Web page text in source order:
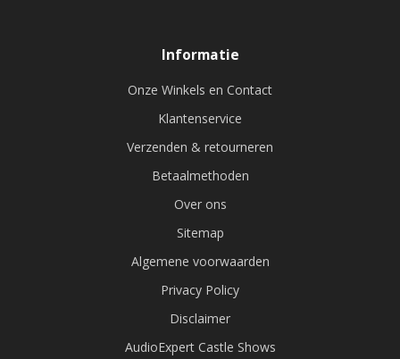
Informatie
Onze Winkels en Contact
Klantenservice
Verzenden & retourneren
Betaalmethoden
Over ons
Sitemap
Algemene voorwaarden
Privacy Policy
Disclaimer
AudioExpert Castle Shows